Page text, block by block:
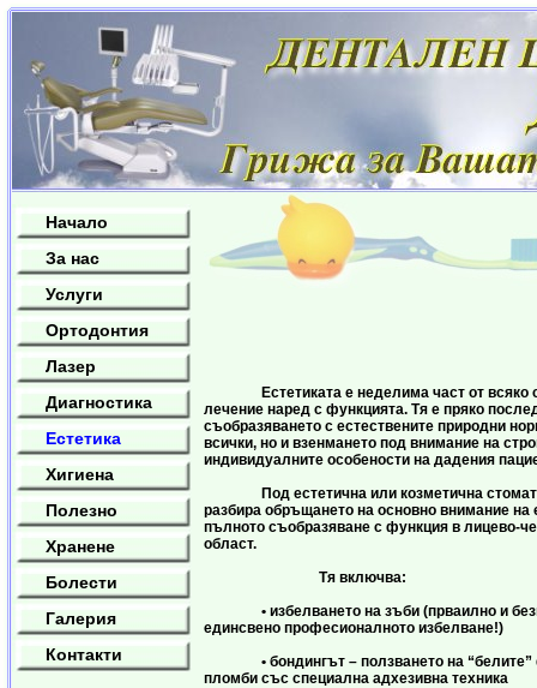
Начало
За нас
Услуги
Ортодонтия
Лазер
Диагностика
Естетика
Хигиена
Полезно
Хранене
Болести
Галерия
Контакти
Естетиката е неделима част от всяко
лечение наред с функцията. Тя е пряко
съобразяването с естествените природни
всички, но и взенмането под внимание на
индивидуалните особености на дадения
Под естетична или козметична
разбира обръщането на основно внимание на
пълното съобразяване с функция в лицево-
област.
Тя включва:
• избелването на зъби (прваилно и
единсвено професионалното избелване!)
• бондингът – ползването на “белите”
пломби със специална адхезивна техника